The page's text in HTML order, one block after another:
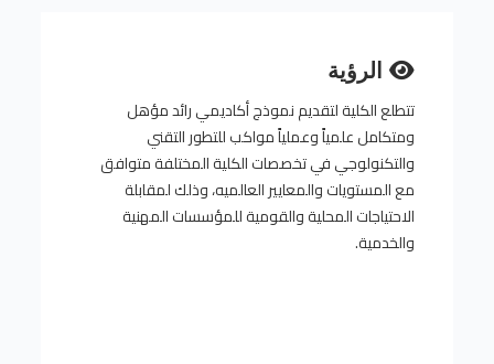
الرؤية
تتطلع الكلية لتقديم نموذج أكاديمي رائد مؤهل
ومتكامل علمياً وعملياً مواكب للتطور التقني
والتكنولوجي في تخصصات الكلية المختلفة متوافق
مع المستويات والمعايير العالميه، وذلك لمقابلة
الاحتياجات المحلية والقومية للمؤسسات المهنية
والخدمية.